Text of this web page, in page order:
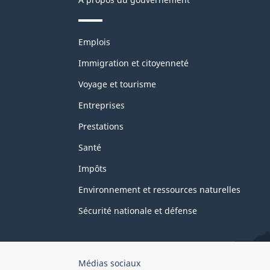
Thèmes
sujets
Emplois
Immigration et citoyenneté
Voyage et tourisme
Entreprises
Prestations
Santé
Impôts
Environnement et ressources naturelles
Sécurité nationale et défense
Organisation
Médias sociaux